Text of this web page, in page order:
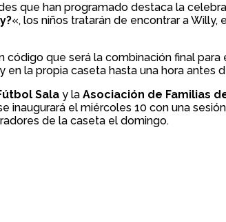
que han programado destaca la
«, los niños tratarán de encontrar a
que será la combinación final para
y en la propia caseta hasta una hora antes
Sala y la Asociación de Familias
el miércoles 10 con una
de la caseta el domingo.